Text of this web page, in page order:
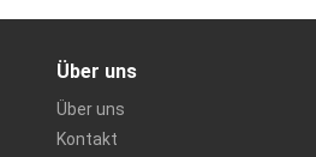
Über uns
Über uns
Kontakt